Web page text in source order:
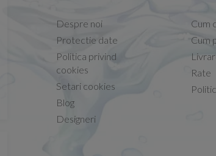
Conform descrierii!
13.02.2026
Despre noi
Protectie date
Politica privind
cookies
Setari cookies
Blog
Designeri
Cum
Cum
Rate